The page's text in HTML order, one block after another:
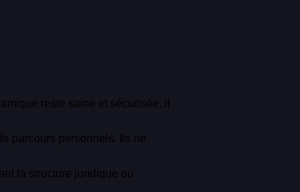
reste saine et sécurisée, il
parcours personnels. Ils ne
la structure juridique ou